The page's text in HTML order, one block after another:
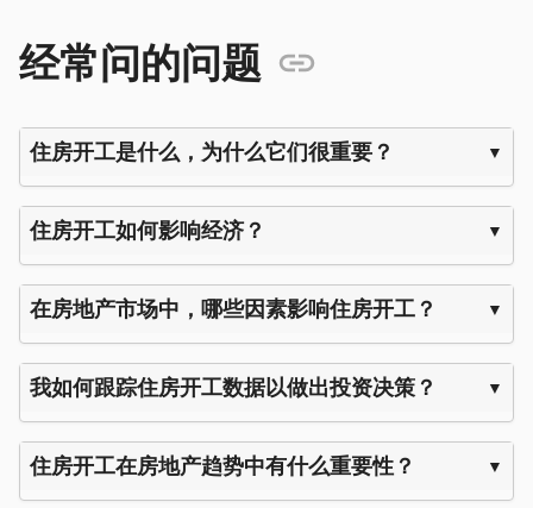
经常问的问题
住房开工是什么，为什么它们很重要？
住房开工如何影响经济？
在房地产市场中，哪些因素影响住房开工？
我如何跟踪住房开工数据以做出投资决策？
住房开工在房地产趋势中有什么重要性？